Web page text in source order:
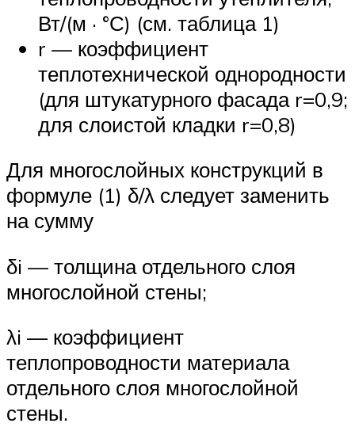
Вт/(м · °С) (см. таблица 1)
r — коэффициент
теплотехнической однородности
(для штукатурного фасада r=0,9;
для слоистой кладки r=0,8)
Для многослойных конструкций в
формуле (1) δ/λ следует заменить
на сумму
δi — толщина отдельного слоя
многослойной стены;
λi — коэффициент
теплопроводности материала
отдельного слоя многослойной
стены.